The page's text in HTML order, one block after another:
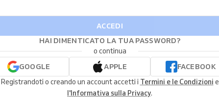
ACCEDI
HAI DIMENTICATO LA TUA PASSWORD?
o continua
GOOGLE
APPLE
FACEBOOK
Registrandoti o creando un account accetti i Termini e le Condizioni e
l'Informativa sulla Privacy.